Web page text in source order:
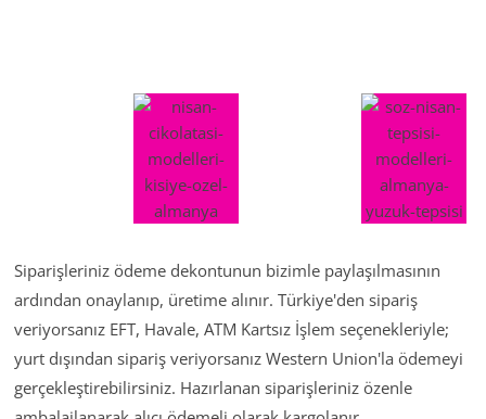
Siparişleriniz ödeme dekontunun bizimle paylaşılmasının
ardından onaylanıp, üretime alınır. Türkiye'den sipariş
veriyorsanız EFT, Havale, ATM Kartsız İşlem seçenekleriyle;
yurt dışından sipariş veriyorsanız Western Union'la ödemeyi
gerçekleştirebilirsiniz. Hazırlanan siparişleriniz özenle